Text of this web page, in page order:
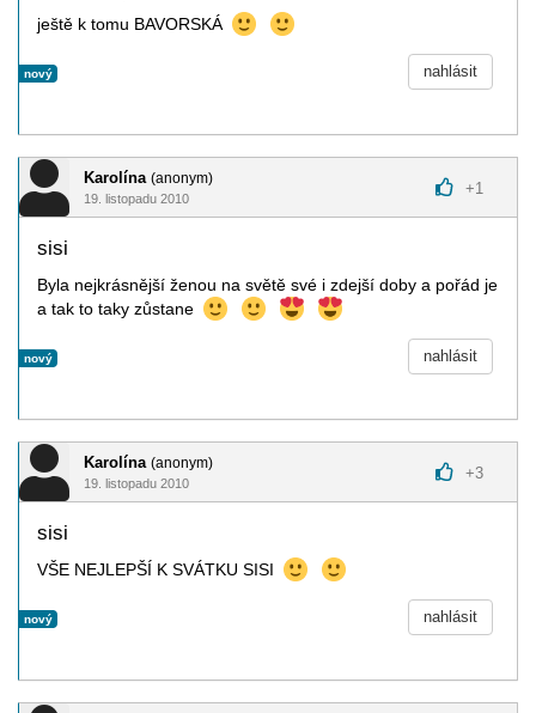
ještě k tomu BAVORSKÁ
nový nahlásit
Karolína (anonym)
19. listopadu 2010
+1
sisi
Byla nejkrásnější ženou na světě své i zdejší doby a pořád je
a tak to taky zůstane
nový nahlásit
Karolína (anonym)
19. listopadu 2010
+3
sisi
VŠE NEJLEPŠÍ K SVÁTKU SISI
nový nahlásit